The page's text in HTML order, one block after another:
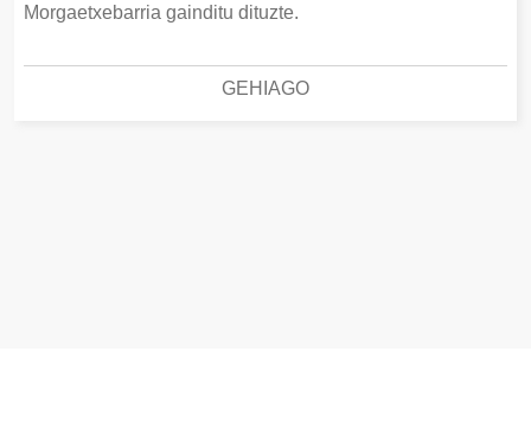
Morgaetxebarria gainditu dituzte.
GEHIAGO